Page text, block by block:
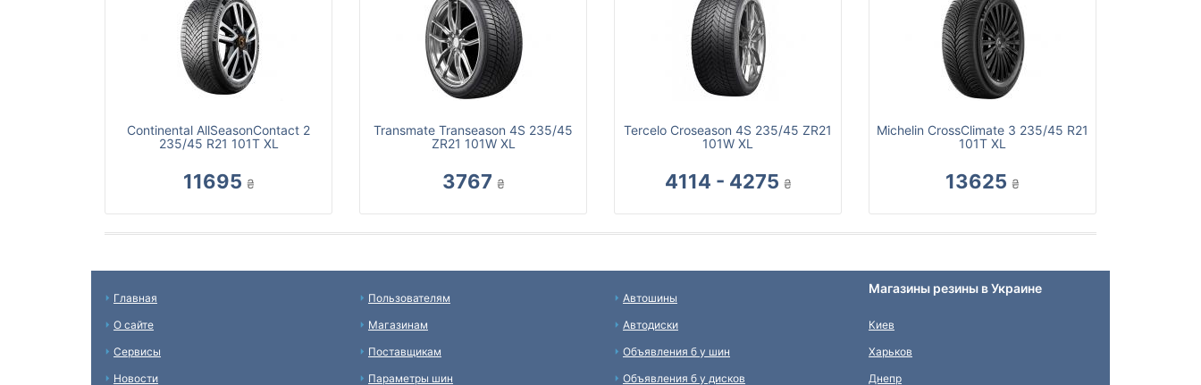
Continental AllSeasonContact 2
235/45 R21 101T XL
11695 ₴
Transmate Transeason 4S 235/45
ZR21 101W XL
3767 ₴
Tercelo Croseason 4S 235/45 ZR21
101W XL
4114 - 4275 ₴
Michelin CrossClimate 3 235/45 R21
101T XL
13625 ₴
Главная
О сайте
Сервисы
Новости
Пользователям
Магазинам
Поставщикам
Параметры шин
Автошины
Автодиски
Объявления б у шин
Объявления б у дисков
Магазины резины в Украине
Киев
Харьков
Днепр